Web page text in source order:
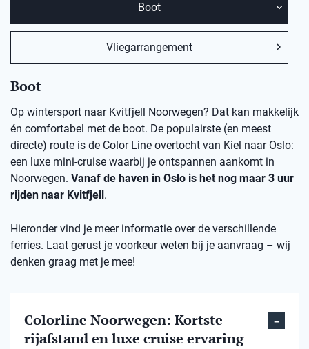
Boot
Vliegarrangement
Boot
Op wintersport naar Kvitfjell Noorwegen? Dat kan makkelijk
én comfortabel met de boot. De populairste (en meest
directe) route is de Color Line overtocht van Kiel naar Oslo:
een luxe mini-cruise waarbij je ontspannen aankomt in
Noorwegen. Vanaf de haven in Oslo is het nog maar 3 uur
rijden naar Kvitfjell.
Hieronder vind je meer informatie over de verschillende
ferries. Laat gerust je voorkeur weten bij je aanvraag – wij
denken graag met je mee!
Colorline Noorwegen: Kortste
rijafstand en luxe cruise ervaring